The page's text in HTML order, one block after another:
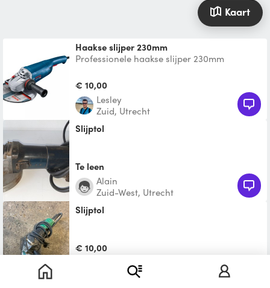
Kaart
Haakse slijper 230mm
Professionele haakse slijper 230mm
€ 10,00
Lesley
Zuid, Utrecht
Slijptol
Te leen
Alain
Zuid-West, Utrecht
slijptol
€ 10,00
West, Utrecht